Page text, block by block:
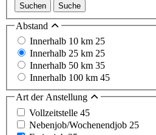
Suchen Suche
Abstand
Innerhalb 10 km 25
Innerhalb 25 km 25
Innerhalb 50 km 35
Innerhalb 100 km 45
Art der Anstellung
Vollzeitstelle 45
Nebenjob/Wochenendjob 25